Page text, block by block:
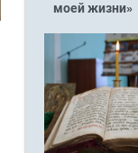
моей жизни»